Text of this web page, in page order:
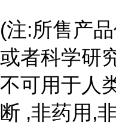
(注:所售产
或者科学研
不可用于人
断 ,非药用,